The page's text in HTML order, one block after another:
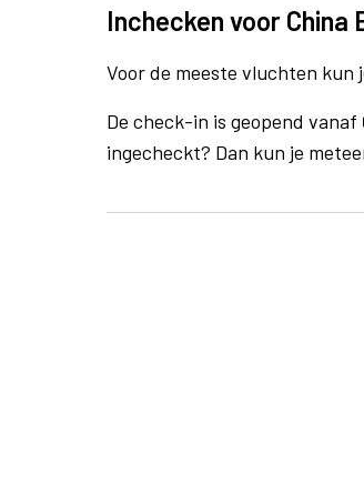
Inchecken voor China
Voor de meeste vluchten kun
De check-in is geopend vanaf
ingecheckt? Dan kun je